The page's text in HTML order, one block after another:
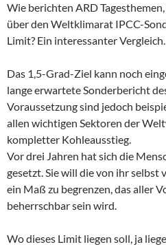
Wie berichten ARD
über den Weltklimarat IPCC-
Limit? Ein interessanter Vergleich.
Das 1,5-Grad-Ziel kann noch
lange erwartete Sonderbericht
Voraussetzung sind jedoch
allen wichtigen Sektoren der
kompletter Kohleausstieg.
Vor drei Jahren hat sich die
gesetzt. Sie will die von ihr
ein Maß zu begrenzen, das aller
beherrschbar sein wird.
Wo dieses Limit liegen soll, ja